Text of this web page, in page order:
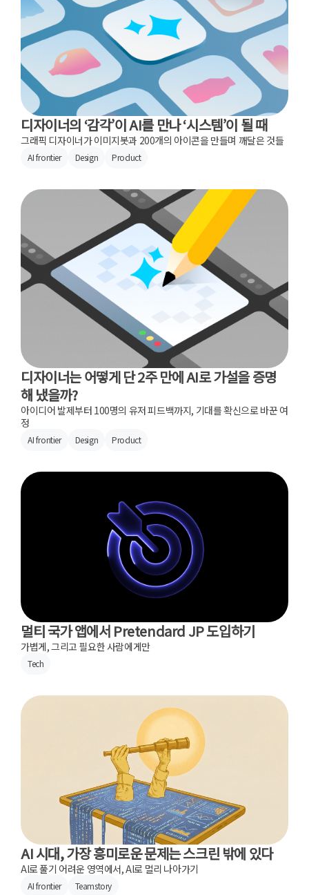
디자이너의 ‘감각’이 AI를 만나 ‘시스템’이 될 때
그래픽 디자이너가 이미지봇과 200개의 아이콘을 만들며 깨달은 것들
AI frontier Design Product
디자이너는 어떻게 단 2주 만에 AI로 가설을 증명
해 냈을까?
아이디어 발제부터 100명의 유저 피드백까지, 기대를 확신으로 바꾼 여
정
AI frontier Design Product
멀티 국가 앱에서 Pretendard JP 도입하기
가볍게, 그리고 필요한 사람에게만
Tech
AI 시대, 가장 흥미로운 문제는 스크린 밖에 있다
AI로 풀기 어려운 영역에서, AI로 멀리 나아가기
AI frontier Teamstory